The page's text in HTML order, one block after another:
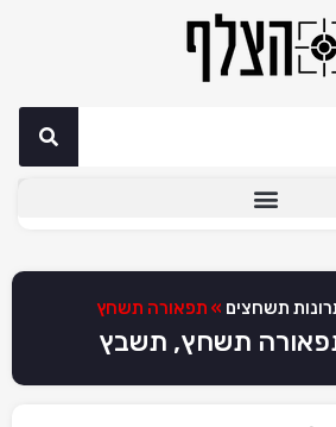
תשחצים » תפאורה תשחץ
תשחץ, תשבץ